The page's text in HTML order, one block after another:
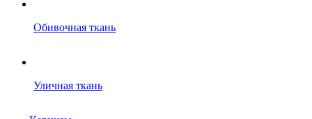
Обивочная ткань
Уличная ткань